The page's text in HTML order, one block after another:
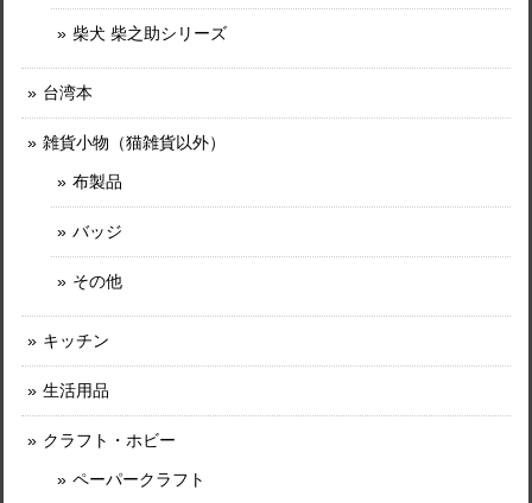
柴犬 柴之助シリーズ
台湾本
雑貨小物（猫雑貨以外）
布製品
バッジ
その他
キッチン
生活用品
クラフト・ホビー
ペーパークラフト